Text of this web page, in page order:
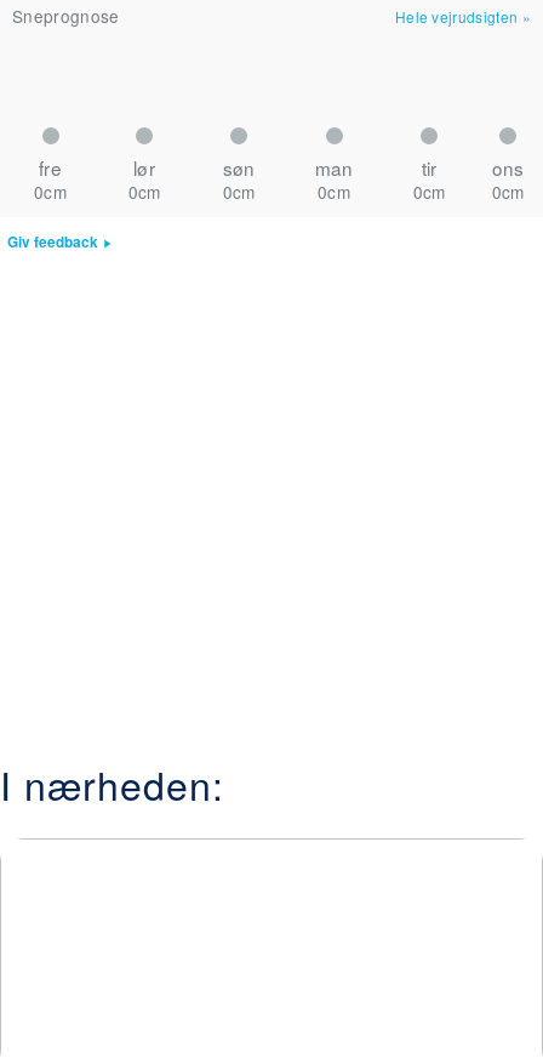
Sneprognose
Hele vejrudsigten »
fre lør søn man tir ons
0cm 0cm 0cm 0cm 0cm 0cm
Giv feedback
I nærheden: